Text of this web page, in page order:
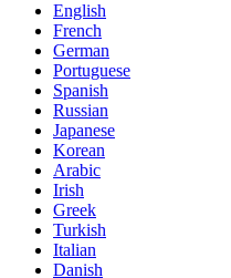
English
French
German
Portuguese
Spanish
Russian
Japanese
Korean
Arabic
Irish
Greek
Turkish
Italian
Danish